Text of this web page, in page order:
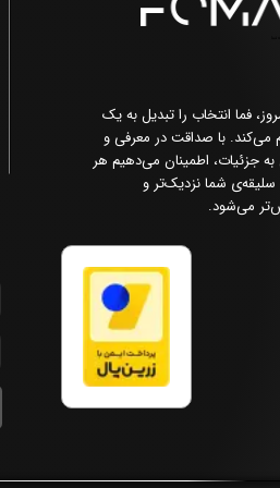
تا امروز، فما انتخاب را تبدیل به یک
می‌کند. با صداقت در معرفی و
به جزئیات، اطمینان می‌دهیم هر
سلیقه‌ی شما نزدیک‌تر و
می‌شود.